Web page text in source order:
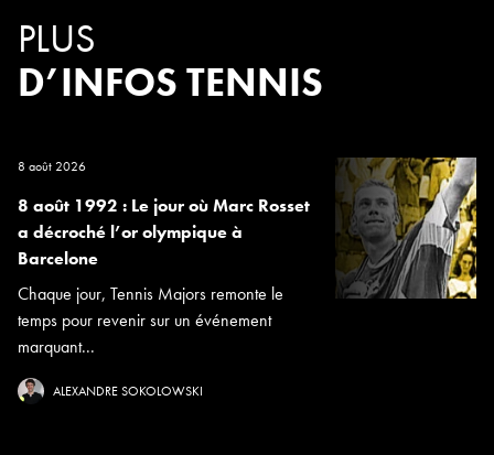
PLUS
D’INFOS TENNIS
8 août 2026
8 août 1992 : Le jour où Marc Rosset
a décroché l’or olympique à
Barcelone
Chaque jour, Tennis Majors remonte le
temps pour revenir sur un événement
marquant...
ALEXANDRE SOKOLOWSKI